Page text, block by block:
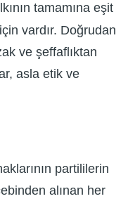
tamamına eşit
vardır. Doğrudan
ve şeffaflıktan
asla etik ve
partililerin
alınan her